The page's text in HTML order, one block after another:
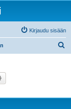
Kirjaudu sisään